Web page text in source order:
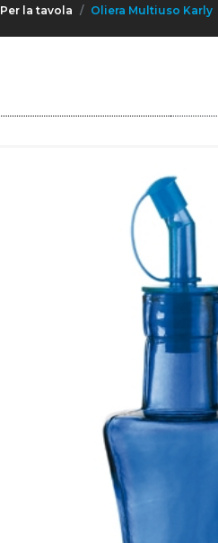
Per la tavola Oliera Multiuso Karly